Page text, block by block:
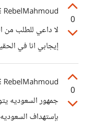
سبب ارتفاع حرارة
استبعاده تمامًا من
لحقيقة مخفية،
ميكانيكي
0
RebelMahmoud
لا داعي للطلب من
إيجابي انا في
"اذا كنت تريد
طلبت ذلك بهدف
النوع من
0
RebelMahmoud
جمهور السعوديه
بإستهداف